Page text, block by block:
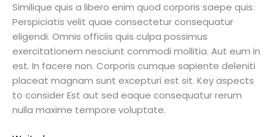
Similique quis a libero enim quod corporis saepe quis.
Perspiciatis velit quae consectetur consequatur
eligendi. Omnis officiis quis culpa possimus
exercitationem nesciunt commodi mollitia. Aut eum in
est. In facere non. Corporis cumque sapiente deleniti
placeat magnam sunt excepturi est sit. Key aspects
to consider Est aut sed eaque consequatur rerum
nulla maxime tempore voluptate.
Be
Broken